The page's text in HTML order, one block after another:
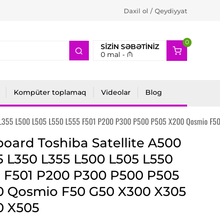
Daxil ol / Qeydiyyat
SIZIN SƏBƏTINIZ
0mal - ₼
0
2
Kompüter toplamaq Videolar Blog
L500 L505 L550 L555 F501 P200 P300 P500 P505 X200 Qosmio
Toshiba Satellite A500
L350 L355 L500 L505 L550
F501 P200 P300 P500 P505
Qosmio F50 G50 X300 X305
X505